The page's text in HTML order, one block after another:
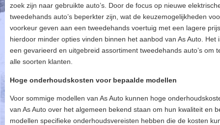
zoek zijn naar gebruikte auto’s. Door de focus op nieuwe
tweedehands auto’s beperkter zijn, wat de keuzemogelijkheden
voorkeur geven aan een tweedehands voertuig met een lagere
hierdoor minder opties vinden binnen het aanbod van As Auto.
een gevarieerd en uitgebreid assortiment tweedehands auto’s om
alle soorten klanten.
Hoge onderhoudskosten voor bepaalde modellen
Voor sommige modellen van As Auto kunnen hoge
van As Auto over het algemeen bekend staan om hun kwaliteit en
modellen specifieke onderhoudsvereisten hebben die de kosten